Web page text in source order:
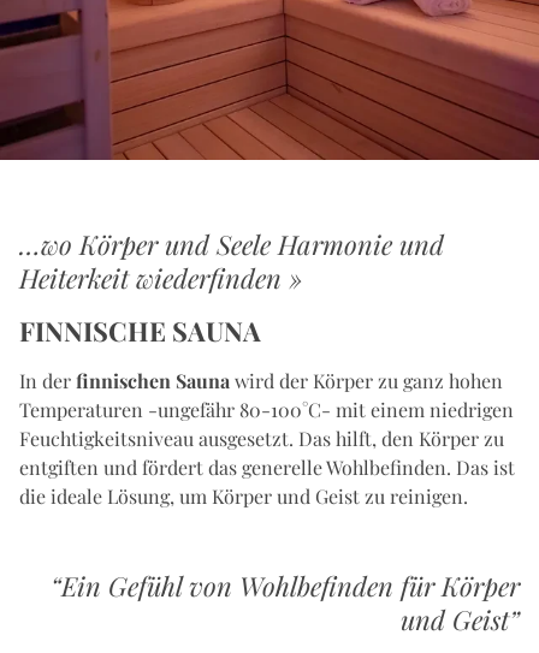
…wo Körper und Seele Harmonie und
Heiterkeit wiederfinden »
FINNISCHE SAUNA
In derfinnischen Saunawird der Körper zu ganz hohen
Temperaturen -ungefähr 80-100°C- mit einem niedrigen
Feuchtigkeitsniveau ausgesetzt. Das hilft, den Körper zu
entgiften und fördert das generelle Wohlbefinden. Das ist
die ideale Lösung, um Körper und Geist zu reinigen.
“Ein Gefühl von Wohlbefinden für Körper
und Geist”